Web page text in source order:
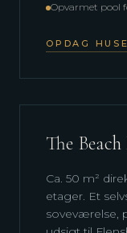
Opvarmet pool
OPDAG
The
Ca. 50 m²
etager. Et
soveværelse,